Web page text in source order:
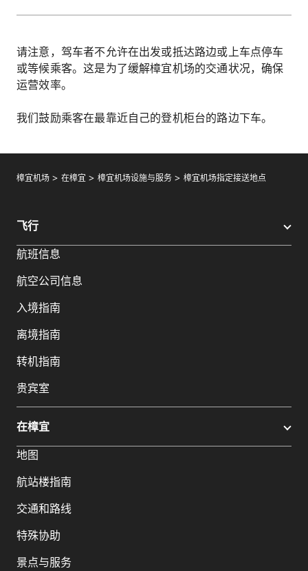
请注意，驾车者不允许在出发或抵达路边或上车点停车
或等候乘客。这是为了缓解樟宜机场的交通状况，确保
运营效率。
我们鼓励乘客在最靠近自己的登机柜台的路边下车。
樟宜机场 在樟宜 樟宜机场设施与服务 樟宜机场指定接送地点
飞行
航班信息
航空公司信息
入境指南
离境指南
转机指南
贵宾室
在樟宜
地图
航站楼指南
交通和路线
特殊协助
景点与服务